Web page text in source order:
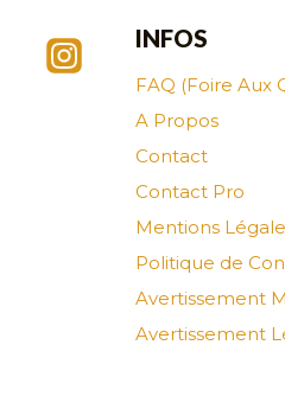
INFOS
FAQ (Foire Aux
A Propos
Contact
Contact Pro
Mentions
Politique de
Avertissement
Avertissement